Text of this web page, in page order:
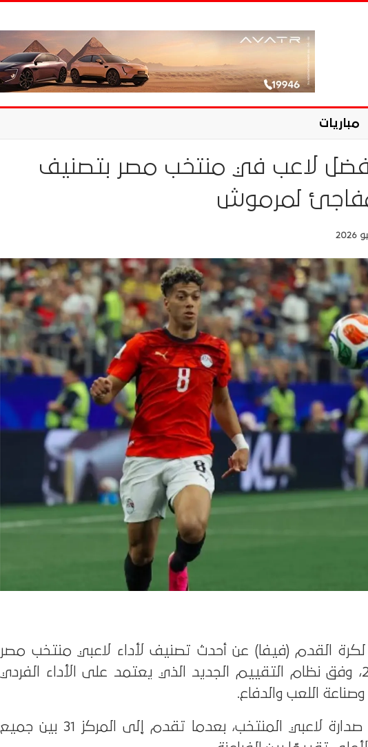
مباريات
لاعب في منتخب مصر بتصنيف
لمرموش
القدم (فيفا) عن أحدث تصنيف لأداء لاعبي منتخب مصر
في كأس العالم 2026، وفق نظام التقييم الجديد الذي يعتمد على الأداء الفردي
اللعب والدفاع.
وجاء إمام عاشور في صدارة لاعبي المنتخب، بعدما تقدم إلى المركز 31 بين جميع